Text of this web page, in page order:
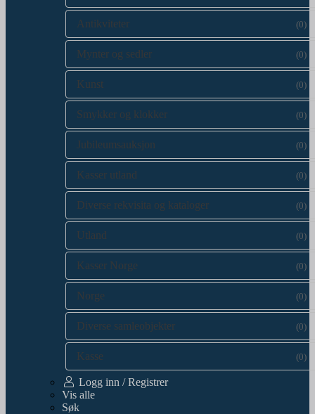
Antikviteter (0)
Mynter og sedler (0)
Kunst (0)
Smykker og klokker (0)
Jubileumsauksjon (0)
Kasser utland (0)
Diverse rekvisita og kataloger (0)
Utland (0)
Kasser Norge (0)
Norge (0)
Diverse samleobjekter (0)
Kasse (0)
Logg inn / Registrer
Vis alle
Søk